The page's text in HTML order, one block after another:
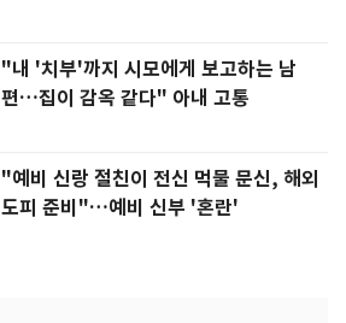
"내 '치부'까지 시모에게 보고하는 남
편…집이 감옥 같다" 아내 고통
"예비 신랑 절친이 전신 먹물 문신, 해외
도피 준비"…예비 신부 '혼란'